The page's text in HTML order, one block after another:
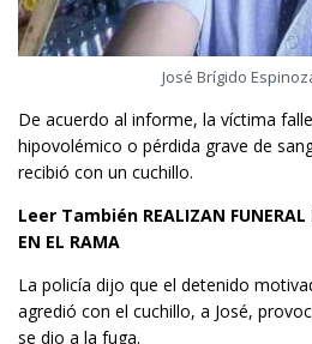
José Brígido
De acuerdo al informe, la víctima
hipovolémico o pérdida grave de
recibió con un cuchillo.
Leer También REALIZAN FUNERAL
EN EL RAMA
La policía dijo que el detenido
agredió con el cuchillo, a José,
se dio a la fuga.